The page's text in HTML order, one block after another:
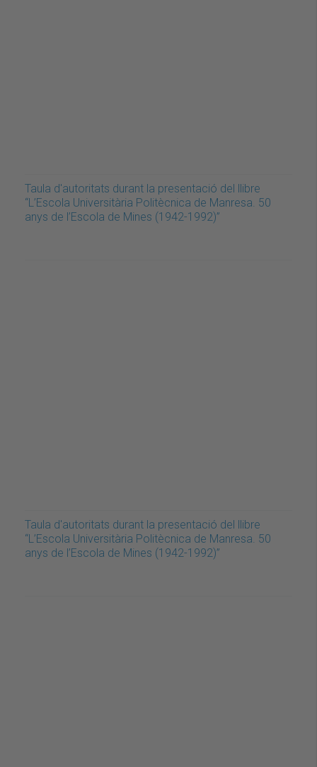
Taula d'autoritats durant la presentació del llibre
“L’Escola Universitària Politècnica de Manresa. 50
anys de l’Escola de Mines (1942-1992)”
Taula d'autoritats durant la presentació del llibre
“L’Escola Universitària Politècnica de Manresa. 50
anys de l’Escola de Mines (1942-1992)”